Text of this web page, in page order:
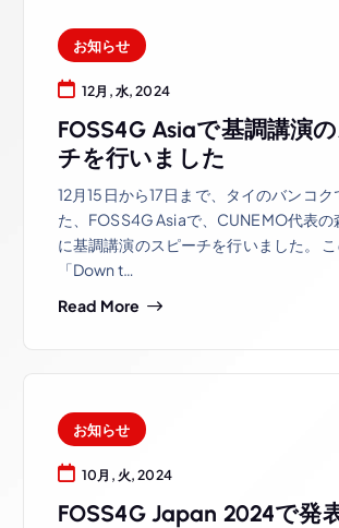
お知らせ
12月, 水, 2024
FOSS4G Asiaで基調講演
チを行いました
12月15日から17日まで、タイのバンコ
た、FOSS4G Asiaで、CUNEMO代表の
に基調講演のスピーチを行いました。 こ
「Down t…
Read More
お知らせ
10月, 火, 2024
FOSS4G Japan 2024で発